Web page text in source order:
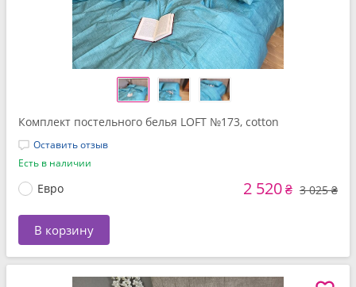
Комплект постельного белья LOFT №173, cotton
Оставить отзыв
Есть в наличии
Евро 2 520₴ 3 025 ₴
В корзину